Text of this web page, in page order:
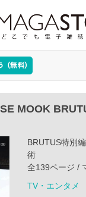
MOOK
BRUTUS特別
術
全139ページ /
TV・エンタメ